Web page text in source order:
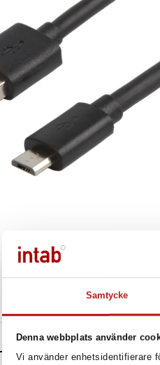
Samtycke
Denna webbplats använder
Vi använder enhetsidentifierare
Teknisk specifikation